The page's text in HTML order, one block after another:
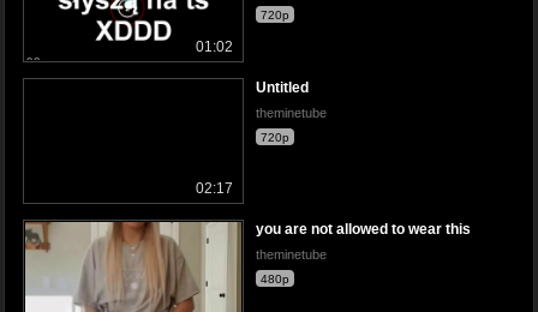
01:02
720p
02:17
Untitled
theminetube
720p
you are not allowed to wear this
theminetube
480p